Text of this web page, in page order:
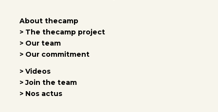
About thecamp
> The thecamp project
> Our team
> Our commitment
> Videos
> Join the team
> Nos actus